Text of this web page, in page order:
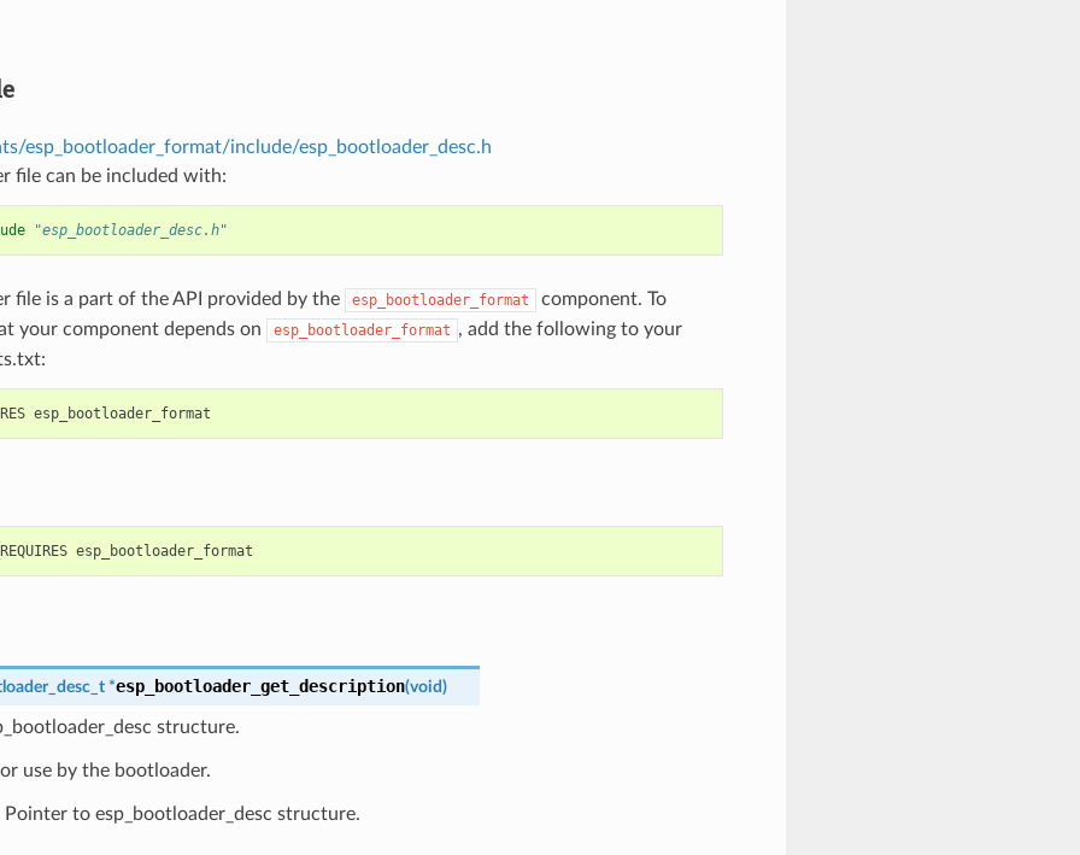
esp_bootloader_format/include/esp_bootloader_desc.h
file can be included with:
"esp_bootloader_desc.h"
file is a part of the API provided by the esp_bootloader_format
component. To
your component depends on
esp_bootloader_format , add the following to your
*esp_bootloader_get_description(void)
structure.
use by the bootloader.
Pointer to esp_bootloader_desc structure.